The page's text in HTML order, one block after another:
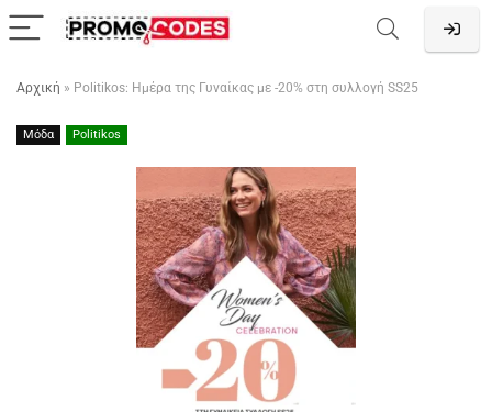
Αρχική » Politikos: Ημέρα της Γυναίκας με -20% στη συλλογή SS25
Μόδα Politikos